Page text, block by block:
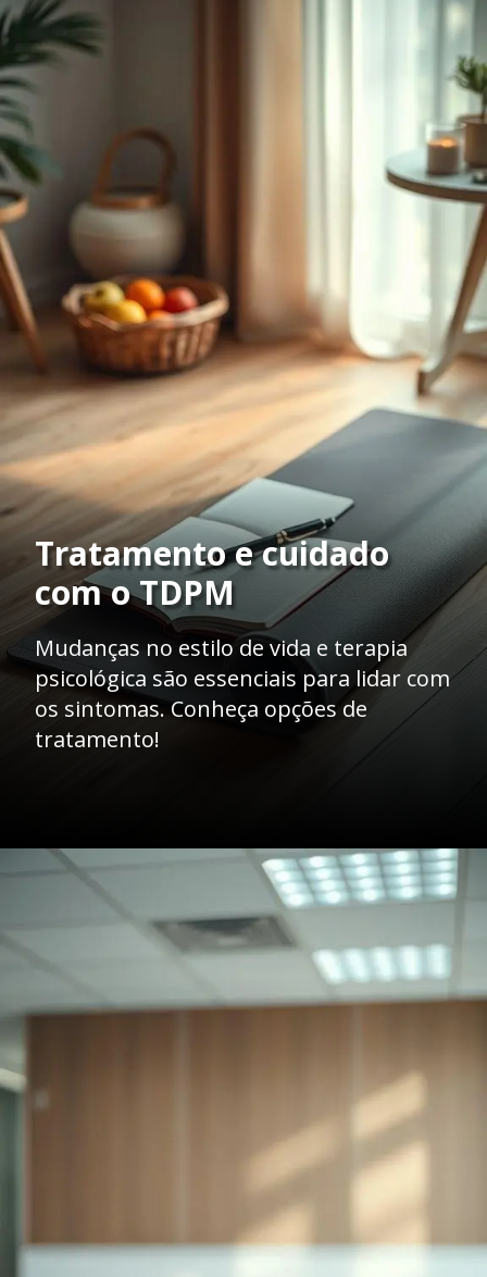
Opening
Tratamento e cuidado
com o TDPM
Mudanças no estilo de vida e terapia
psicológica são essenciais para lidar com
os sintomas. Conheça opções de
tratamento!